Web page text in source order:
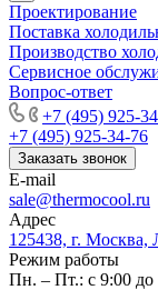
Проектирование
Поставка
Производство
Сервисное
Вопрос-ответ
+7 (495) 925-
+7 (495) 925-34-76
Заказать звонок
E-mail
sale@thermocool.ru
Адрес
125438, г. Москва,
Режим работы
Пн. – Пт.: с 9:00 до